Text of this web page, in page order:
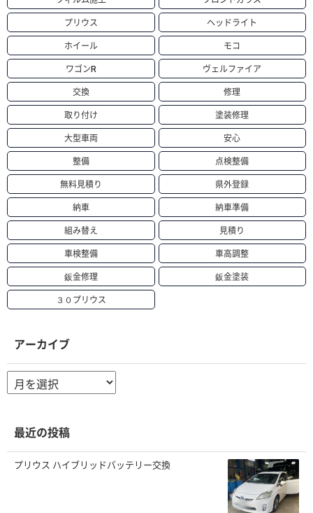
プリウス ヘッドライト
ホイール モコ
ワゴンR ヴェルファイア
交換 修理
取り付け 塗装修理
大型車両 安心
整備 点検整備
無料見積り 県外登録
納車 納車準備
組み替え 見積り
車検整備 車高調整
鈑金修理 鈑金塗装
３０プリウス
アーカイブ
ー
ブ
最近の投稿
プリウス ハイブリッドバッテリー交換